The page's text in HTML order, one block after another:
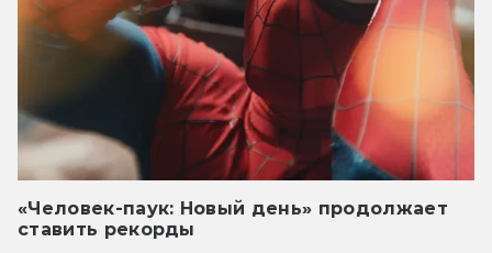
«Человек-паук: Новый день» продолжает
ставить рекорды